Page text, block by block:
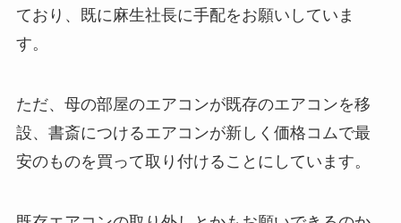
ており、既に麻生社長に手配をお願いしていま
す。
ただ、母の部屋のエアコンが既存のエアコンを移
設、書斎につけるエアコンが新しく価格コムで最
安のものを買って取り付けることにしています。